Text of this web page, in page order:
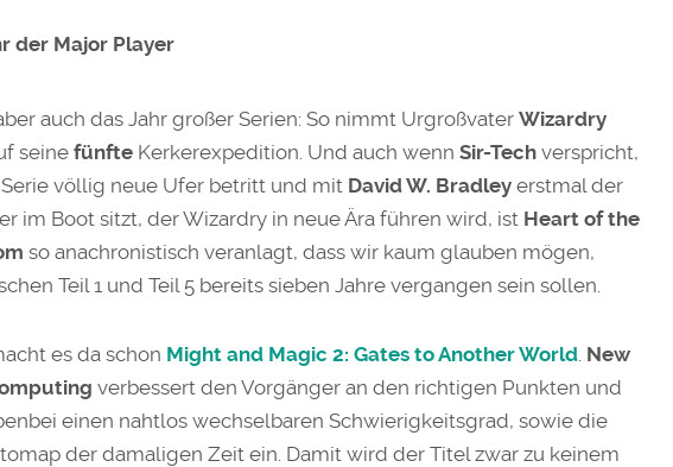
der Major Player
auch das Jahr großer Serien: So nimmt UrgroßvaterWizardry
seinefünfteKerkerexpedition. Und auch wenn Sir-Techverspricht,
völlig neue Ufer betritt und mit David W. Bradleyerstmal der
im Boot sitzt, der Wizardry in neue Ära führen wird, ist Heart of the
so anachronistisch veranlagt, dass wir kaum glauben mögen,
Teil 1 und Teil 5 bereits sieben Jahre vergangen sein sollen.
es da schon Might and Magic 2: Gates to Another World. New
verbessert den Vorgänger an den richtigen Punkten und
einen nahtlos wechselbaren Schwierigkeitsgrad, sowie die
der damaligen Zeit ein. Damit wird der Titel zwar zu keinem